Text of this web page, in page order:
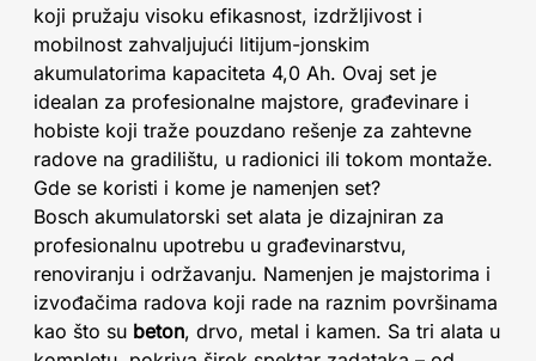
koji pružaju visoku efikasnost, izdržljivost i
mobilnost zahvaljujući litijum-jonskim
akumulatorima kapaciteta 4,0 Ah. Ovaj set je
idealan za profesionalne majstore, građevinare i
hobiste koji traže pouzdano rešenje za zahtevne
radove na gradilištu, u radionici ili tokom montaže.
Gde se koristi i kome je namenjen set?
Bosch akumulatorski set alata je dizajniran za
profesionalnu upotrebu u građevinarstvu,
renoviranju i održavanju. Namenjen je majstorima i
izvođačima radova koji rade na raznim površinama
kao što su beton, drvo, metal i kamen. Sa tri alata u